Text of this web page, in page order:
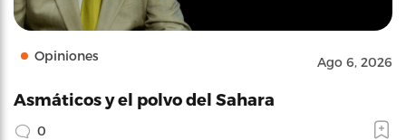
Opiniones Ago 6, 2026
Asmáticos y el polvo del Sahara
0